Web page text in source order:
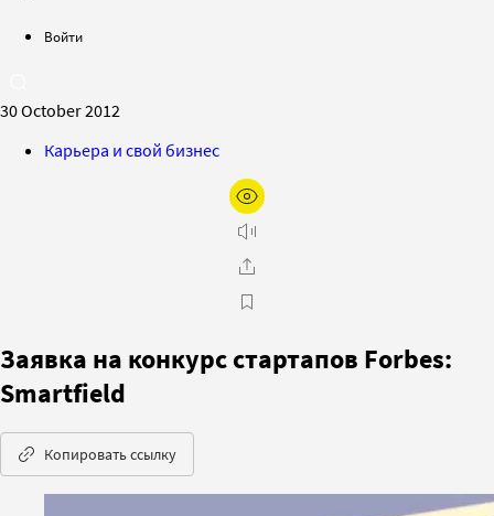
Войти
30 October 2012
Карьера и свой бизнес
Заявка на конкурс стартапов Forbes:
Smartfield
Копировать ссылку